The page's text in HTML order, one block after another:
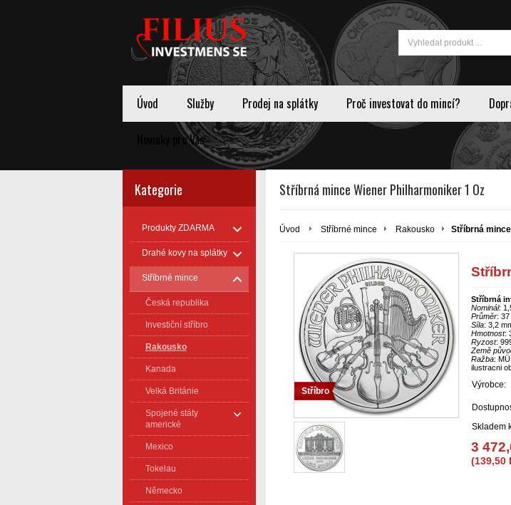
Úvod Služby Prodej na splátky Proč investovat do mincí?
Novinky pro Vas
Kategorie
Produkty ZDARMA
Drahé kovy na splátky
Stříbrné mince
Česká republika
Investiční stříbro
Rakousko
Kanada
Velká Británie
Spojené státy
americké
Mexico
Tokelau
Německo
Stříbrná mince Wiener Philharmoniker 1 Oz
Úvod Stříbrné mince Rakousko Stříbrná
Stříbro
Stříbrná
Nominál:
Průměr:
Síla: 3,2
Hmotnost:
Ryzost:
Země
Ražba:
ilustracni
Výrobce:
Skladem
3
(139,50